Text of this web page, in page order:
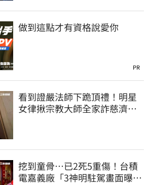
做到這點才有資格說愛你
PR
看到證嚴法師下跪頂禮！明星
女律揪宗教大師全家詐慈濟…
挖到童骨…已2死5重傷！台積
電嘉義廠「3神明駐駕畫面曝